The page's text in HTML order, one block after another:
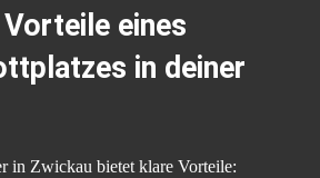
eines
in deiner
in Zwickau bietet klare Vorteile: